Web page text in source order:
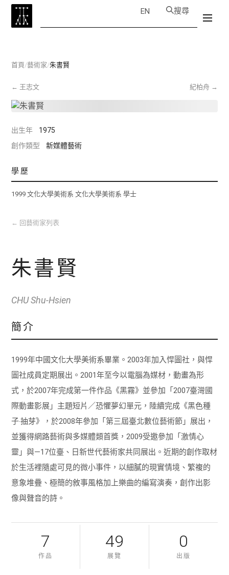
EN 搜尋
首頁/藝術家/朱書賢
← 王志文 紀柏舟→
出生年
1975
創作類型
新媒體藝術
學歷
1999 文化大學美術系 文化大學美術系 學士
← 回藝術家列表
朱書賢
CHU Shu-Hsien
簡介
1999年中國文化大學美術系畢業。2003年加入悍圖社，與悍
圖社成員定期展出。2001年至今以電腦為媒材，動畫為形
式，於2007年完成第一件作品《黑霧》並參加「2007臺灣國
際動畫影展」主題短片／恐懼夢幻單元，陸續完成《黑色種
子‧抽芽》，於2008年參加「第三屆臺北數位藝術節」展出，
並獲得網路藝術與多媒體類首獎，2009受邀參加「激情心
靈」與—17位臺、日新世代藝術家共同展出。近期的創作取材
於生活裡隨處可見的微小事件，以細膩的現實情境、繁複的
意象堆疊、極簡的敘事風格加上樂曲的編寫演奏，創作出影
像與聲音的詩。
7
作品
49
展覽
0
出版